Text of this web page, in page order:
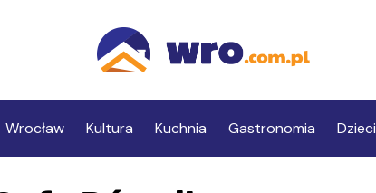
Wrocław Kultura Kuchnia Gastronomia Dzieci